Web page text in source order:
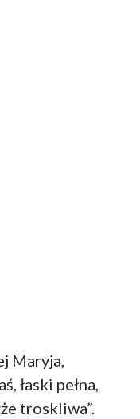
Maryja,
łaski pełna,
troskliwa”.